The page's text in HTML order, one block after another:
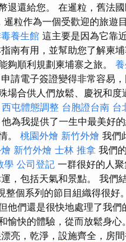
退還給您。 在暹粒，舊法
暹粒作為一個受歡迎的旅遊
養生館 這主要是因為它靠
南有用，並幫助您了解柬
夠順利規劃柬埔寨之旅。
請電子簽證變得非常容易
場合供人們放鬆、慶祝和
西屯體態調整 台胞證台南 台
為我提供了一生中最美好
。 桃園外燴 新竹外燴 我們
新竹外燴 士林 推拿 我們
學 公司登記 一群很好的人
，包括天氣和景點。 我們
整個系列的節目組織得很好。
他們還是很快地處理了我們
愉快的體驗，從而放鬆身心
亮，乾淨，設施齊全，房